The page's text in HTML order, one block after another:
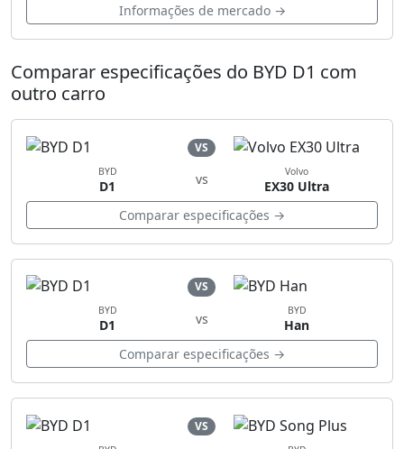
Informações de mercado →
Comparar especificações do BYD D1 com
outro carro
VS
BYD
D1 vs Volvo
EX30 Ultra
Comparar especificações →
VS
BYD
D1 vs BYD
Han
Comparar especificações →
VS